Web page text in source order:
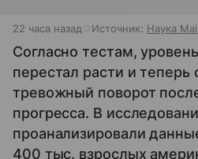
22 часа назад Источник: Наука Mail
Согласно тестам,
перестал расти и
тревожный поворот
прогресса. В
проанализировали
400 тыс. взрослых